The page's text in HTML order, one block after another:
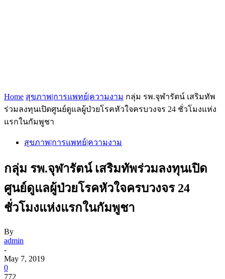
Home สุขภาพ|การแพทย์|ความงาม กลุ่ม รพ.จุฬารัตน์ เสริมทัพ
ร่วมลงทุนเปิดศูนย์ดูแลผู้ป่วยโรคหัวใจครบวงจร 24 ชั่วโมงแห่ง
แรกในกัมพูชา
สุขภาพ|การแพทย์|ความงาม
กลุ่ม รพ.จุฬารัตน์ เสริมทัพร่วมลงทุนเปิด
ศูนย์ดูแลผู้ป่วยโรคหัวใจครบวงจร 24
ชั่วโมงแห่งแรกในกัมพูชา
By
admin
-
May 7, 2019
0
772